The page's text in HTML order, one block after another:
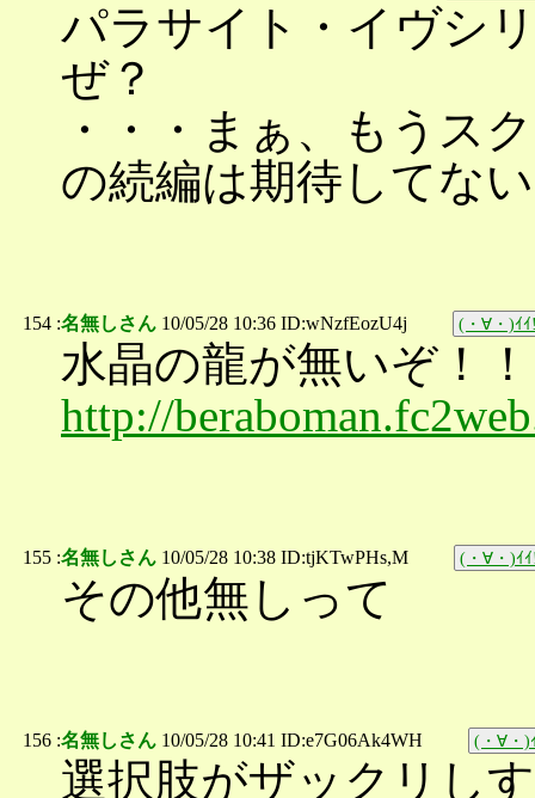
パラサイト・イヴシ
ぜ？
・・・まぁ、もうス
の続編は期待してな
154 :名無しさん 10/05/28 10:36 ID:wNzfEozU4j (・∀・)ｲ
水晶の龍が無いぞ！
http://
155 :名無しさん 10/05/28 10:38 ID:tjKTwPHs,M (・∀・)ｲ
その他無しって
156 :名無しさん 10/05/28 10:41 ID:e7G06Ak4WH (・∀・)
選択肢がザックリし